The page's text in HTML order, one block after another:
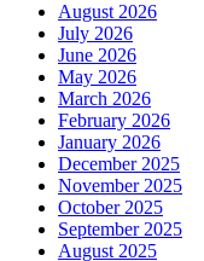
August 2026
July 2026
June 2026
May 2026
March 2026
February 2026
January 2026
December 2025
November 2025
October 2025
September 2025
August 2025